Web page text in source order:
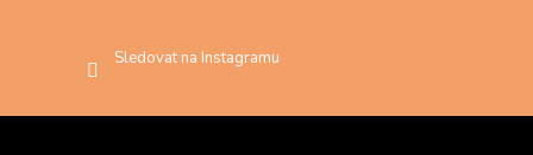
Sledovat na Instagramu